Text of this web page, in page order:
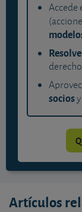
Accede
sociosy
Artículos